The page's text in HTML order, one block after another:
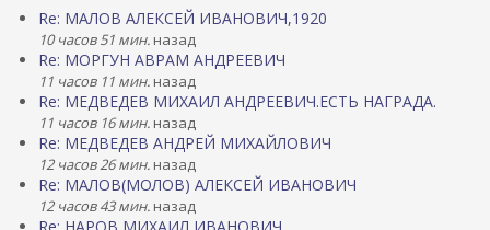
Re: МАЛОВ АЛЕКСЕЙ ИВАНОВИЧ,1920
10 часов 51 мин. назад
Re: МОРГУН АВРАМ АНДРЕЕВИЧ
11 часов 11 мин. назад
Re: МЕДВЕДЕВ МИХАИЛ АНДРЕЕВИЧ.ЕСТЬ НАГРАДА.
11 часов 16 мин. назад
Re: МЕДВЕДЕВ АНДРЕЙ МИХАЙЛОВИЧ
12 часов 26 мин. назад
Re: МАЛОВ(МОЛОВ) АЛЕКСЕЙ ИВАНОВИЧ
12 часов 43 мин. назад